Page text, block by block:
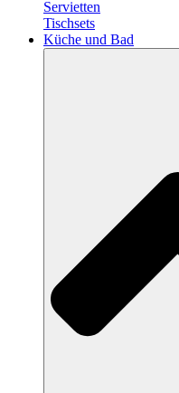
Servietten
Tischsets
Küche und Bad